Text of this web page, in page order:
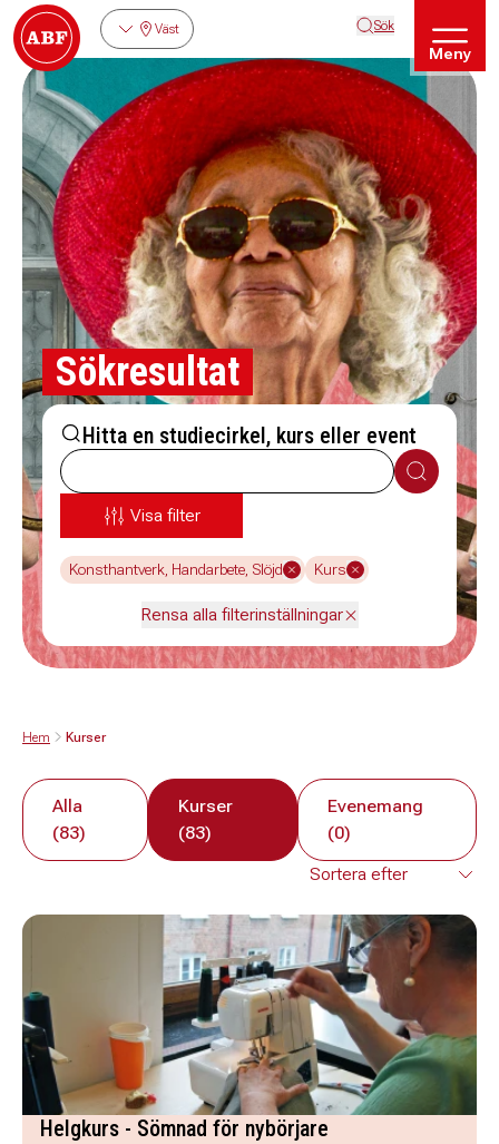
Väst Sök
Meny
Sökresultat
Hitta en studiecirkel, kurs eller event
Sök
Visa filter
Konsthantverk, Handarbete, Slöjd Kurs
Rensa alla filterinställningar
Hem Kurser
Alla
(83)
Kurser
(83)
Evenemang
(0)
Helgkurs - Sömnad för nybörjare